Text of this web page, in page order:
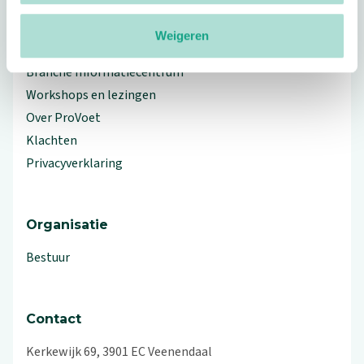
Weigeren
Branche Informatiecentrum
Workshops en lezingen
Over ProVoet
Klachten
Privacyverklaring
Organisatie
Bestuur
Contact
Kerkewijk 69, 3901 EC Veenendaal